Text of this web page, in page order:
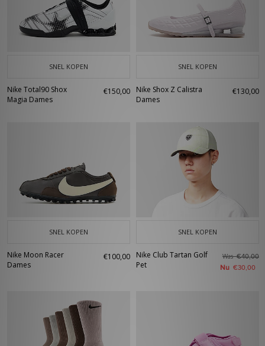
SNEL KOPEN
Nike Total90 Shox
Magia Dames
€150,00
SNEL KOPEN
Nike Shox Z Calistra
Dames
€130,00
SNEL KOPEN
Nike Moon Racer
Dames
€100,00
SNEL KOPEN
Nike Club Tartan Golf
Pet
Was€40,00
Nu €30,00